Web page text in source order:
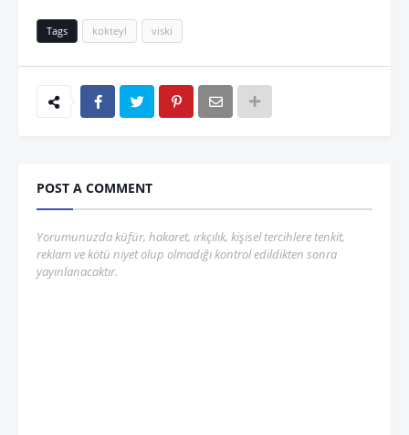
Tags kokteyl viski
POST A COMMENT
Yorumunuzda küfür, hakaret, ırkçılık, kişisel tercihlere tenkit,
reklam ve kötü niyet olup olmadığı kontrol edildikten sonra
yayınlanacaktır.